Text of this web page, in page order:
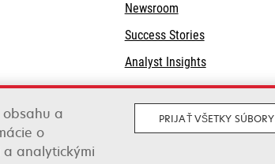
Newsroom
Success Stories
Analyst Insights
a
o
a analytickými
PRIJAŤ VŠETKY